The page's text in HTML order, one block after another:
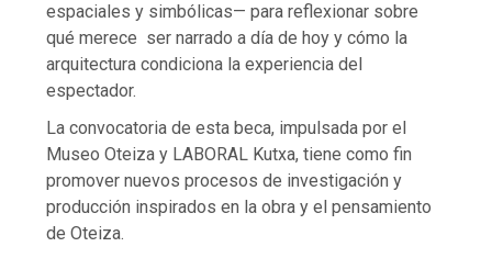
espaciales y simbólicas— para reflexionar sobre
qué merece ser narrado a día de hoy y cómo la
arquitectura condiciona la experiencia del
espectador.
La convocatoria de esta beca, impulsada por el
Museo Oteiza y LABORAL Kutxa, tiene como fin
promover nuevos procesos de investigación y
producción inspirados en la obra y el pensamiento
de Oteiza.